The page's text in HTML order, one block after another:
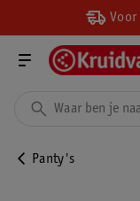
Voor
Panty's